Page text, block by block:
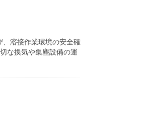
溶接作業環境の安全確
な換気や集塵設備の運